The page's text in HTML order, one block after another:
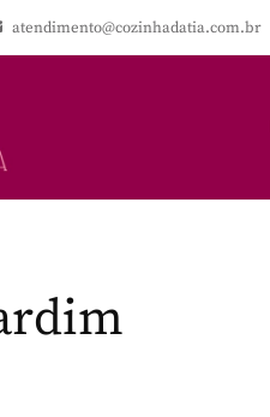
atendimento@cozinhadatia.com.br